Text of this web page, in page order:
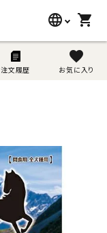
language shopping_cart
注文履歴
favorite
お気に入り
search